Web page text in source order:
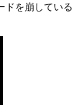
ドを崩している